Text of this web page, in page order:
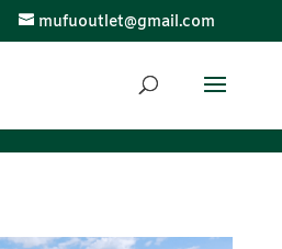
mufuoutlet@gmail.com